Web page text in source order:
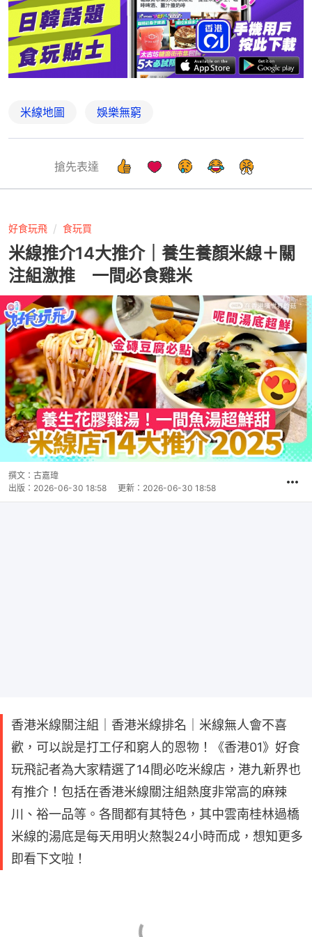
米線地圖 娛樂無窮
搶先表達
好食玩飛 食玩買
米線推介14大推介｜養生養顏米線＋關
注組激推 一間必食雞米
撰文： 古嘉瑋
出版： 2026-06-30 18:58 更新： 2026-06-30 18:58
香港米線關注組｜香港米線排名｜米線無人會不喜
歡，可以說是打工仔和窮人的恩物！《香港01》好食
玩飛記者為大家精選了14間必吃米線店，港九新界也
有推介！包括在香港米線關注組熱度非常高的麻辣
川、裕一品等。各間都有其特色，其中雲南桂林過橋
米線的湯底是每天用明火熬製24小時而成，想知更多
即看下文啦！